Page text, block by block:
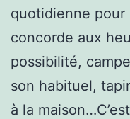
quotidienne
concorde aux
possibilité,
son habituel,
à la